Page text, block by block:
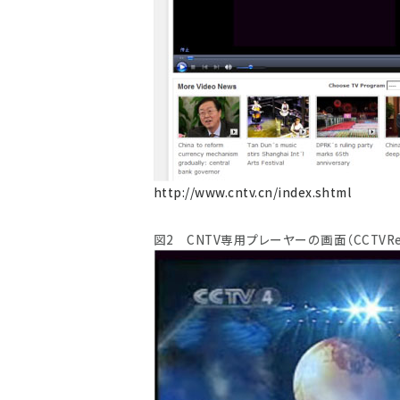
http://www.cntv.cn/index.shtml
図2 CNTV専用プレーヤーの画面（